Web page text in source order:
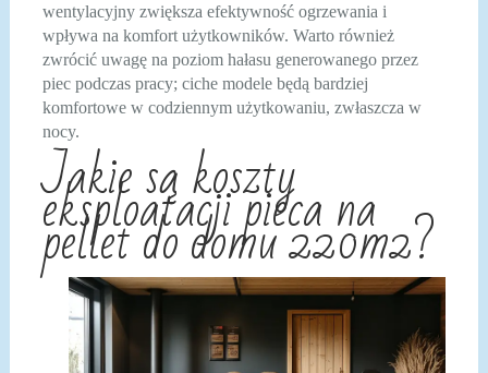
wentylacyjny zwiększa efektywność ogrzewania i
wpływa na komfort użytkowników. Warto również
zwrócić uwagę na poziom hałasu generowanego przez
piec podczas pracy; ciche modele będą bardziej
komfortowe w codziennym użytkowaniu, zwłaszcza w
nocy.
Jakie są koszty
eksploatacji pieca na
pellet do domu 220m2?